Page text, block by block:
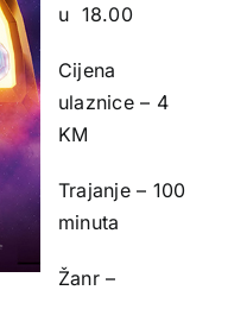
u 18.00
Cijena
ulaznice – 4
KM
Trajanje – 100
minuta
Žanr –